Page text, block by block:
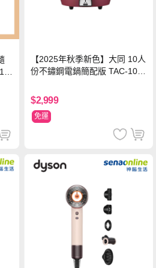
【2025年秋季新色】大同 10人
份不鏽鋼電鍋簡配版 TAC-10L-
$2,999
免運